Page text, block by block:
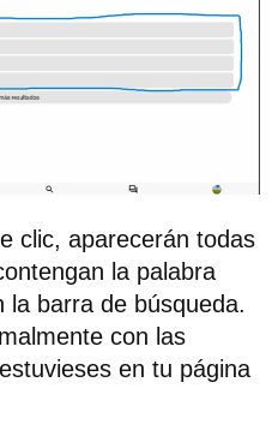
clic, aparecerán todas
la palabra
la barra de búsqueda.
con las
en tu página